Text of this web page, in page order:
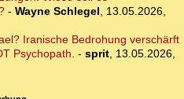
- Wayne Schlegel, 13.05.2026,
Iranische Bedrohung verschärft
Psychopath. - sprit, 13.05.2026,